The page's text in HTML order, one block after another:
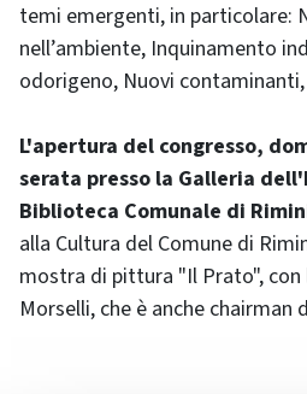
temi emergenti, in particolare:
nell’ambiente, Inquinamento
odorigeno, Nuovi
L'apertura del congresso,
serata presso la Galleria
Biblioteca Comunale di
alla Cultura del Comune di
mostra di pittura "Il Prato", con
Morselli, che è anche chairman